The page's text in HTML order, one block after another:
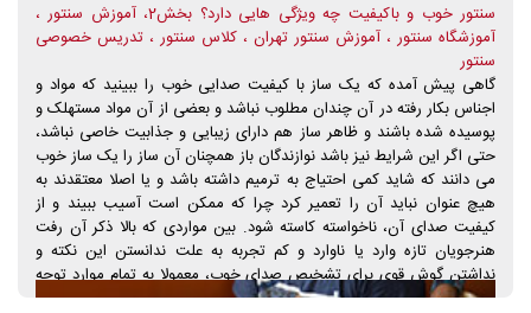
انتظار اینکه اگر سازی از مواد بسیار خوب ساخته شده باشد حتما دارای
صدای خیلی خوبی خواهد بود انتظار بجایی نیست. بلکه برای ارزیابی صدا
فقط باید به صدا توجه داشت و سپس بقیه ی موارد.
سنتور خوب و باکیفیت چه ویژگی هایی دارد؟ بخش2، آموزش سنتور ،
آموزشگاه سنتور ، آموزش سنتور تهران ، کلاس سنتور ، تدریس خصوصی
سنتور
گاهی پیش آمده که یک ساز با کیفیت صدایی خوب را ببینید که مواد و
اجناس بکار رفته در آن چندان مطلوب نباشد و بعضی از آن مواد مستهلک و
پوسیده شده باشند و ظاهر ساز هم دارای زیبایی و جذابیت خاصی نباشد،
حتی اگر این شرایط نیز باشد نوازندگان باز همچنان آن ساز را یک ساز خوب
می دانند که شاید کمی احتیاج به ترمیم داشته باشد و یا اصلا معتقدند به
هیچ عنوان نباید آن را تعمیر کرد چرا که ممکن است آسیب ببیند و از
کیفیت صدای آن، ناخواسته کاسته شود. بین مواردی که بالا ذکر آن رفت
هنرجویان تازه وارد یا ناوارد و کم تجربه به علت ندانستن این نکته و
نداشتن گوش قوی برای تشخیص صدای خوب، معمولا به تمام موارد توجه
کافی می کنند ولی به موضوع اصلی که صدای ساز باشد به اندازه کافی